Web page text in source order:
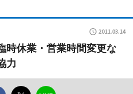
2011.03.14
時休業・営業時間変更な
力